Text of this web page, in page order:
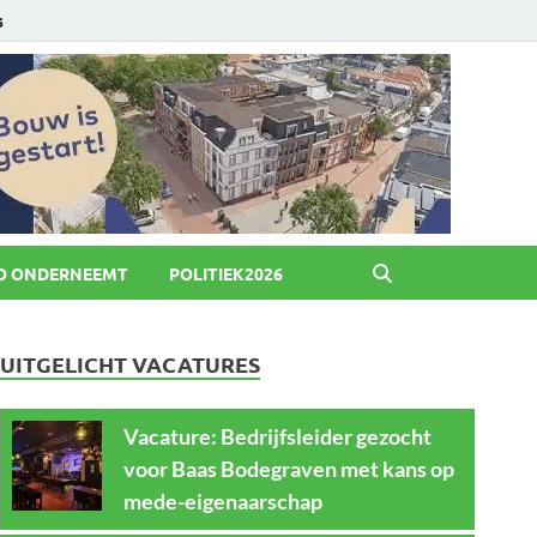
ONDERNEEMT POLITIEK2026
UITGELICHT VACATURES
Vacature: Bedrijfsleider gezocht
voor Baas Bodegraven met kans op
mede-eigenaarschap